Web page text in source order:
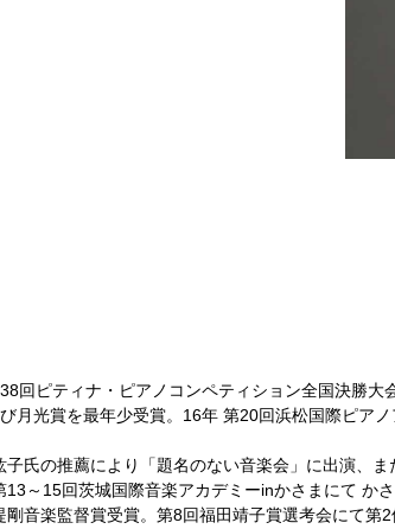
回ピティナ・ピアノコンペティション全国決勝
月光賞を最年少受賞。16年 第20回浜松国際ピア
子氏の推薦により「題名のない音楽会」に出演、
13～15回茨城国際音楽アカデミーinかさまにて か
剛音楽監督賞受賞。第8回福田靖子賞選考会にて第